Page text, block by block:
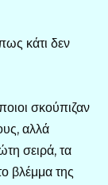
κάτι δεν
σκούπιζαν
αλλά
σειρά, τα
βλέμμα της